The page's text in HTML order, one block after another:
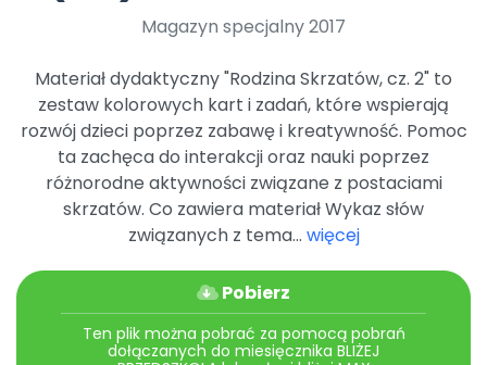
PromocjeMagazyn specjalny 2017
Materiał dydaktyczny "Rodzina Skrzatów, cz. 2" to
zestaw kolorowych kart i zadań, które wspierają
rozwój dzieci poprzez zabawę i kreatywność. Pomoc
ta zachęca do interakcji oraz nauki poprzez
różnorodne aktywności związane z postaciami
skrzatów. Co zawiera materiał Wykaz słów
związanych z tema... więcej
Pobierz
Ten plik można pobrać za pomocą pobrań
dołączanych do miesięcznika BLIŻEJ